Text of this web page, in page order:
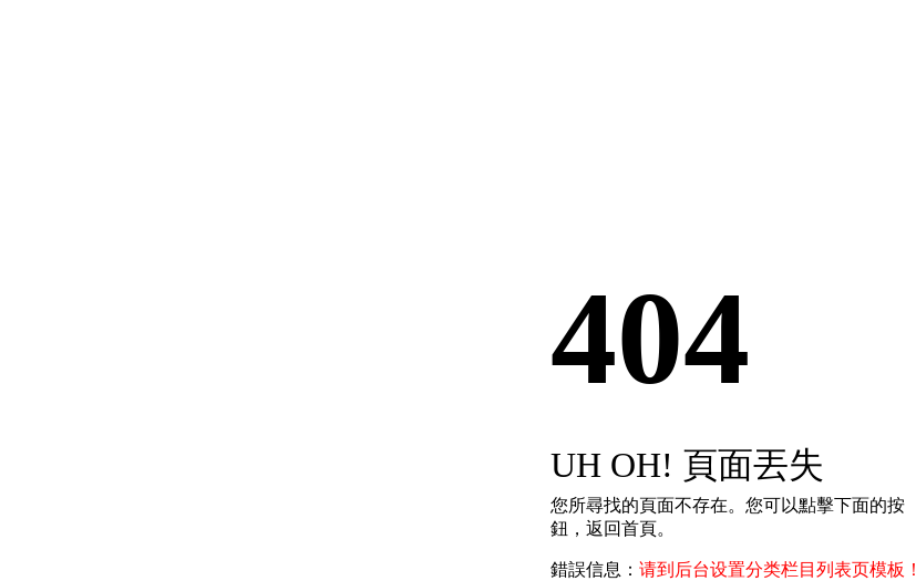
404
UH OH! 頁面丟失
您所尋找的頁面不存在。您可以點擊下面的按
鈕，返回首頁。
錯誤信息： 请到后台设置分类栏目列表页模板！